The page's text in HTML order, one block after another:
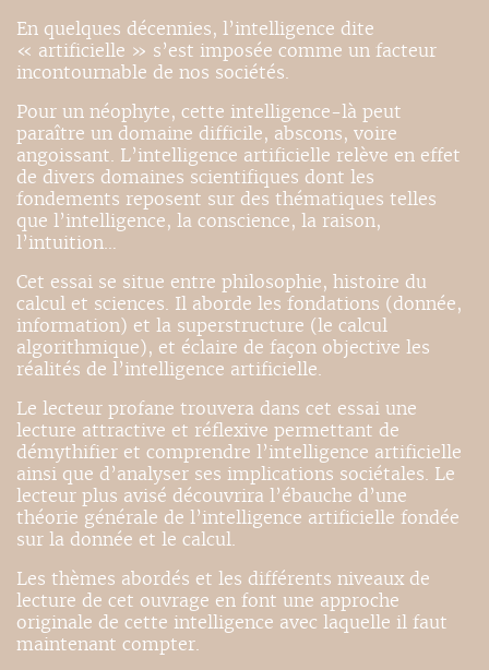
En quelques décennies, l’intelligence dite
« artificielle » s’est imposée comme un facteur
incontournable de nos sociétés.
Pour un néophyte, cette intelligence-là peut
paraître un domaine difficile, abscons, voire
angoissant. L’intelligence artificielle relève en effet
de divers domaines scientifiques dont les
fondements reposent sur des thématiques telles
que l’intelligence, la conscience, la raison,
l’intuition…
Cet essai se situe entre philosophie, histoire du
calcul et sciences. Il aborde les fondations (donnée,
information) et la superstructure (le calcul
algorithmique), et éclaire de façon objective les
réalités de l’intelligence artificielle.
Le lecteur profane trouvera dans cet essai une
lecture attractive et réflexive permettant de
démythifier et comprendre l’intelligence artificielle
ainsi que d’analyser ses implications sociétales. Le
lecteur plus avisé découvrira l’ébauche d’une
théorie générale de l’intelligence artificielle fondée
sur la donnée et le calcul.
Les thèmes abordés et les différents niveaux de
lecture de cet ouvrage en font une approche
originale de cette intelligence avec laquelle il faut
maintenant compter.